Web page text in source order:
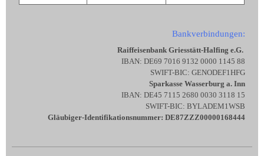
Bankverbindungen:
Raiffeisenbank Griesstätt-Halfing e.G.
IBAN: DE69 7016 9132 0000 1145 88
SWIFT-BIC: GENODEF1HFG
Sparkasse Wasserburg a. Inn
IBAN: DE45 7115 2680 0030 3118 15
SWIFT-BIC: BYLADEM1WSB
Gläubiger-Identifikationsnummer: DE87ZZZ00000168444